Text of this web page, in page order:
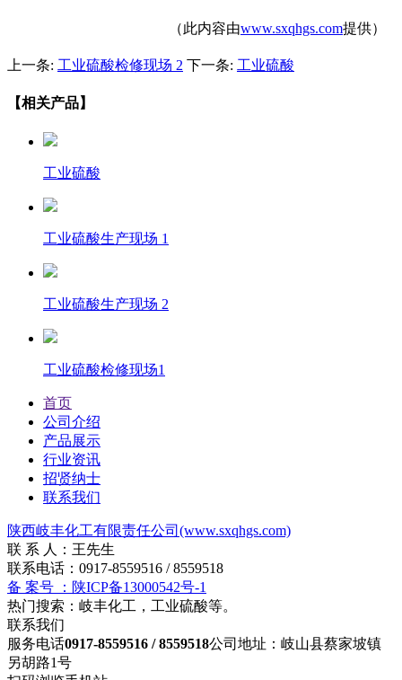
（此内容由www.sxqhgs.com提供）
上一条: 工业硫酸检修现场 2 下一条: 工业硫酸
【相关产品】
工业硫酸
工业硫酸生产现场 1
工业硫酸生产现场 2
工业硫酸检修现场1
首页
公司介绍
产品展示
行业资讯
招贤纳士
联系我们
陕西岐丰化工有限责任公司(www.sxqhgs.com)
联 系 人：王先生
联系电话：0917-8559516 / 8559518
备 案号 ：陕ICP备13000542号-1
热门搜索：岐丰化工，工业硫酸等。
联系我们
服务电话0917-8559516 / 8559518公司地址：岐山县蔡家坡镇
另胡路1号